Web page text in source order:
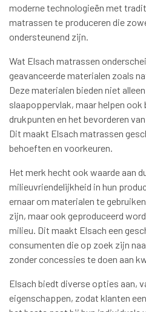
moderne technologieën met
matrassen te produceren die
ondersteunend zijn.
Wat Elsach matrassen
geavanceerde materialen zoals
Deze materialen bieden niet
slaapoppervlak, maar helpen ook
drukpunten en het bevorderen
Dit maakt Elsach matrassen
behoeften en voorkeuren.
Het merk hecht ook waarde aan
milieuvriendelijkheid in hun
ernaar om materialen te
zijn, maar ook geproduceerd
milieu. Dit maakt Elsach een
consumenten die op zoek zijn
zonder concessies te doen aan
Elsach biedt diverse opties aan,
eigenschappen, zodat klanten